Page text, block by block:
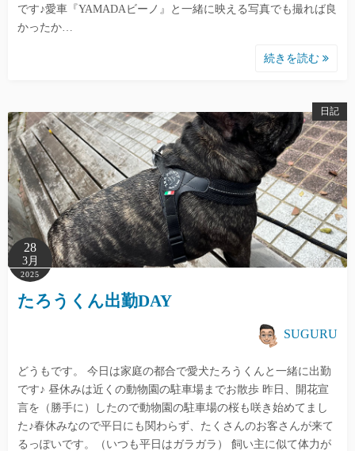
です♪愛車『YAMADAビーノ』と一緒に映える写真でも撮れば良
かったか…
続きを読む
日記
28
3月
2025
たろうくん出勤DAY
SUGURU
どうもです。 今日は家庭の都合で愛犬たろうくんと一緒に出勤
です♪ 昼休みは近くの動物園の駐車場までお散歩 昨日、開花宣
言を（勝手に）したので動物園の駐車場の桜も咲き始めてまし
た♪春休みなので平日にも関わらず、たくさんのお客さんが来て
るっぽいです。（いつも平日はガラガラ） 飼い主に似て体力が